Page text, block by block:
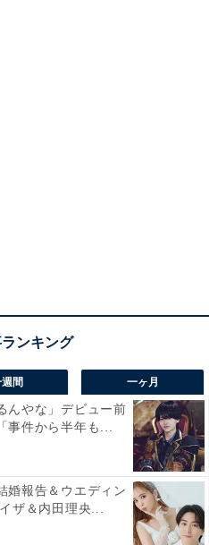
間 一ヶ月
んやな」デビュー前
事件から半年も...
婚報告＆ウエディン
ザ＆内田理央...